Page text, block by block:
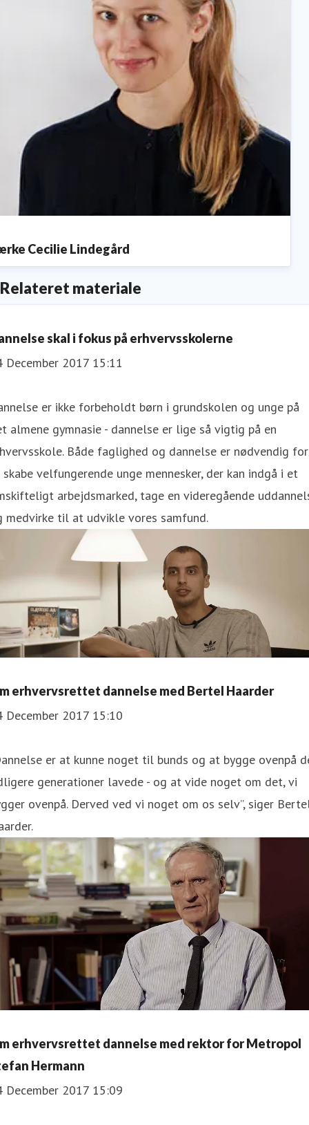
Cecilie Lindegård
Relateret materiale
skal i fokus på erhvervsskolerne
December 2017 15:11
er ikke forbeholdt børn i grundskolen og unge på
almene gymnasie - dannelse er lige så vigtig på en
Både faglighed og dannelse er nødvendig for
velfungerende unge mennesker, der kan indgå i et
arbejdsmarked, tage en videregående
medvirke til at udvikle vores samfund.
erhvervsrettet dannelse med Bertel Haarder
December 2017 15:10
er at kunne noget til bunds og at bygge ovenpå
generationer lavede - og at vide noget om det, vi
ovenpå. Derved ved vi noget om os selv”, siger
erhvervsrettet dannelse med rektor for Metropol
Hermann
December 2017 15:09